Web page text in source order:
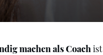
machen als Coach